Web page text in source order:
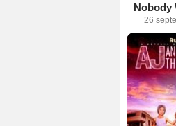
Nobody
26